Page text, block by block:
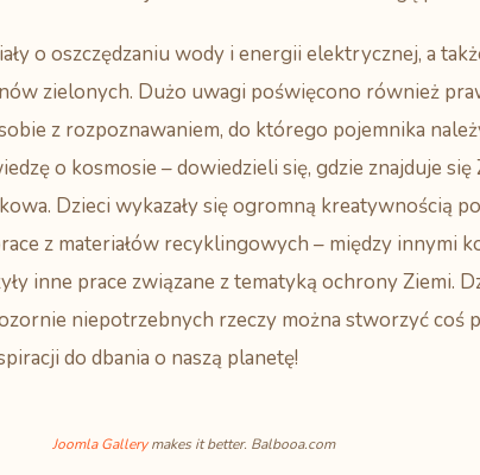
o oszczędzaniu wody i energii elektrycznej, a
zielonych. Dużo uwagi poświęcono również
z rozpoznawaniem, do którego pojemnika
o kosmosie – dowiedzieli się, gdzie znajduje się
Dzieci wykazały się ogromną kreatywnością
z materiałów recyklingowych – między innymi
inne prace związane z tematyką ochrony Ziemi.
niepotrzebnych rzeczy można stworzyć coś
do dbania o naszą planetę!
Joomla Gallerymakes it better. Balbooa.com